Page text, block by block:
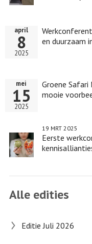
en duurzaam
april
8
2025
Groene Safari
mooie
mei
15
2025
Eerste
19 MRT 2025
Alle edities
Editie Juli 2026